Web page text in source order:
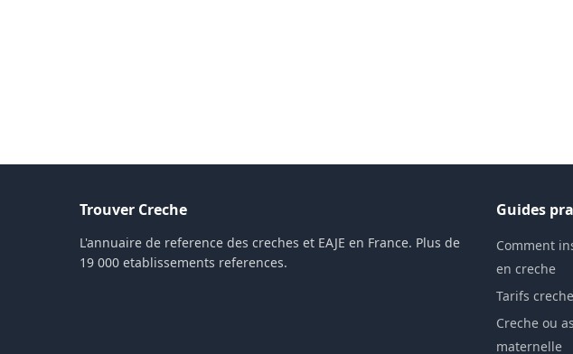
Trouver Creche
L'annuaire de reference des creches et EAJE en France. Plus de
19 000 etablissements references.
Guides
Comment
en creche
Tarifs
Creche ou
maternelle